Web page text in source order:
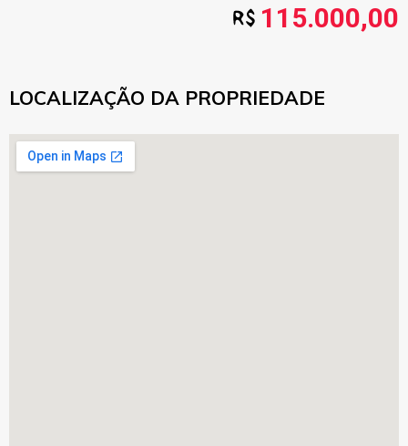
115.000,00
LOCALIZAÇÃO DA PROPRIEDADE